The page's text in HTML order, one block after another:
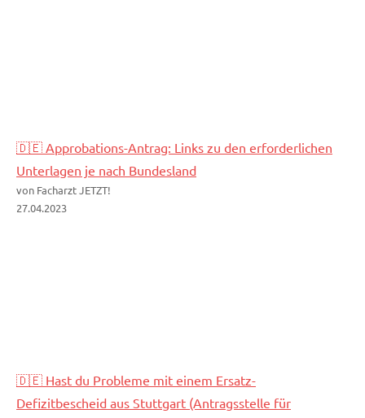
🇩🇪 Approbations-Antrag: Links zu den erforderlichen
Unterlagen je nach Bundesland
von Facharzt JETZT!
27.04.2023
🇩🇪 Hast du Probleme mit einem Ersatz-
Defizitbescheid aus Stuttgart (Antragsstelle für